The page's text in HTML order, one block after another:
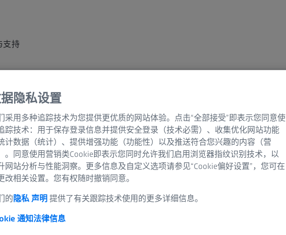
支持
隐私设置
采用多种追踪技术为您提供更优质的网站体验。点击“全部接受”即表示您同意使
踪技术：用于保存登录信息并提供安全登录（技术必需）、收集优化网站功能
计数据（统计）、提供增强功能（功能性）以及推送符合您兴趣的内容（营
。同意使用营销类Cookie即表示您同时允许我们启用浏览器指纹识别技术，以
网站分析与性能洞察。更多信息及自定义选项请参见“Cookie偏好设置”，您可在
改相关设置。您有权随时撤销同意。
的 隐私 声明 提供了有关跟踪技术使用的更多详细信息。
通知法律信息